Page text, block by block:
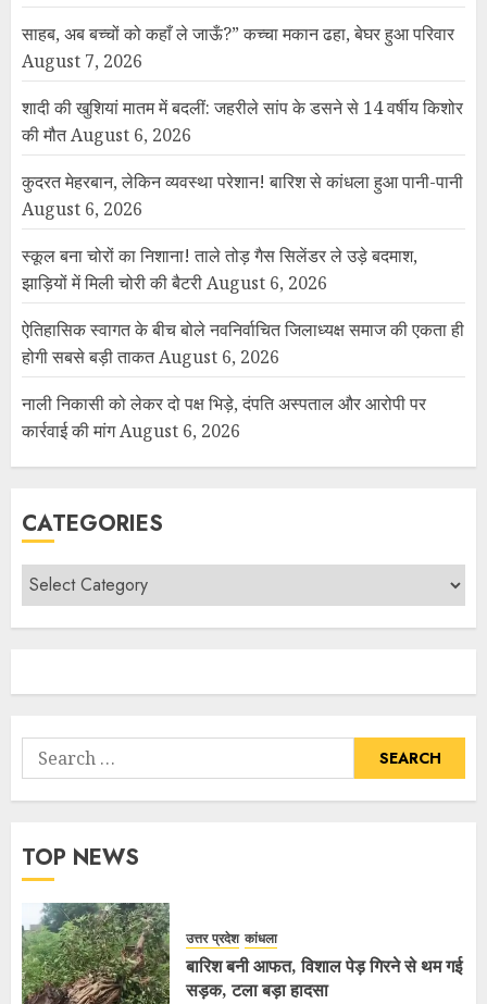
साहब, अब बच्चों को कहाँ ले जाऊँ?” कच्चा मकान ढहा, बेघर हुआ परिवार
August 7, 2026
शादी की खुशियां मातम में बदलीं: जहरीले सांप के डसने से 14 वर्षीय किशोर
की मौतAugust 6, 2026
कुदरत मेहरबान, लेकिन व्यवस्था परेशान! बारिश से कांधला हुआ पानी-पानी
August 6, 2026
स्कूल बना चोरों का निशाना! ताले तोड़ गैस सिलेंडर ले उड़े बदमाश,
झाड़ियों में मिली चोरी की बैटरीAugust 6, 2026
ऐतिहासिक स्वागत के बीच बोले नवनिर्वाचित जिलाध्यक्ष समाज की एकता ही
होगी सबसे बड़ी ताकतAugust 6, 2026
नाली निकासी को लेकर दो पक्ष भिड़े, दंपति अस्पताल और आरोपी पर
कार्रवाई की मांगAugust 6, 2026
CATEGORIES
TOP NEWS
उत्तर प्रदेश कांधला
बारिश बनी आफत, विशाल पेड़ गिरने से थम गई
सड़क, टला बड़ा हादसा